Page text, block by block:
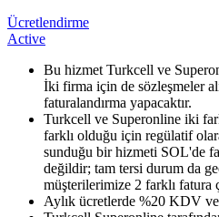
Ücretlendirme
Active
​Bu hizmet Turkcell ve
İki firma için de sözleşmeler
faturalandırma yapacaktır.
Turkcell ve Superonline iki
farklı olduğu için regülatif
sunduğu bir hizmeti SOL'de
değildir; tam tersi durum da
müşterilerimize 2 farklı fatura
Aylık ücretlerde %20 KDV